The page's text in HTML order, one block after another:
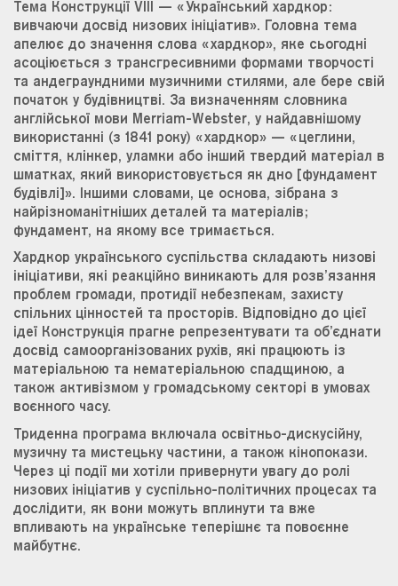
Тема Конструкції VIII — «Український хардкор:
вивчаючи досвід низових ініціатив». Головна тема
апелює до значення слова «хардкор», яке сьогодні
асоціюється з трансгресивними формами творчості
та андеграундними музичними стилями, але бере свій
початок у будівництві. За визначенням словника
англійської мови Merriam-Webster, у найдавнішому
використанні (з 1841 року) «хардкор» — «цеглини,
сміття, клінкер, уламки або інший твердий матеріал в
шматках, який використовується як дно [фундамент
будівлі]». Іншими словами, це основа, зібрана з
найрізноманітніших деталей та матеріалів;
фундамент, на якому все тримається.
Хардкор українського суспільства складають низові
ініціативи, які реакційно виникають для розв’язання
проблем громади, протидії небезпекам, захисту
спільних цінностей та просторів. Відповідно до цієї
ідеї Конструкція прагне репрезентувати та об’єднати
досвід самоорганізованих рухів, які працюють із
матеріальною та нематеріальною спадщиною, а
також активізмом у громадському секторі в умовах
воєнного часу.
Триденна програма включала освітньо-дискусійну,
музичну та мистецьку частини, а також кінопокази.
Через ці події ми хотіли привернути увагу до ролі
низових ініціатив у суспільно-політичних процесах та
дослідити, як вони можуть вплинути та вже
впливають на українське теперішнє та повоєнне
майбутнє.